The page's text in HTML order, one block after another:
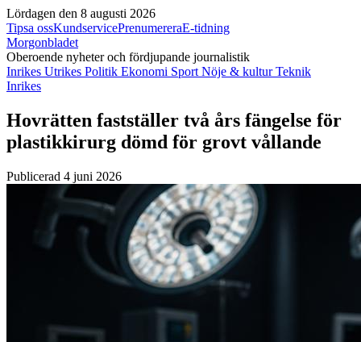
Lördagen den 8 augusti 2026
Tipsa ossKundservicePrenumereraE-tidning
Morgonbladet
Oberoende nyheter och fördjupande journalistik
Inrikes Utrikes Politik Ekonomi Sport Nöje & kulturTeknik
Inrikes
Hovrätten fastställer två års fängelse för
plastikkirurg dömd för grovt vållande
Publicerad 4 juni 2026